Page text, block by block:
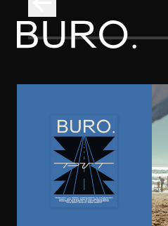
BURO.
TRI KNJIGE KOJE
ČITA NA PLAŽI